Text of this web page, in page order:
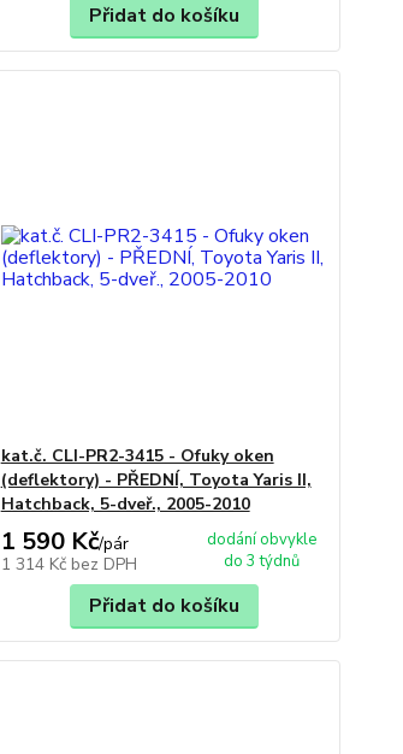
Přidat do košíku
kat.č. CLI-PR2-3415 - Ofuky oken
(deflektory) - PŘEDNÍ, Toyota Yaris II,
Hatchback, 5-dveř., 2005-2010
1 590 Kč/pár
1 314 Kč bez DPH
dodání obvykle
do 3 týdnů
Přidat do košíku